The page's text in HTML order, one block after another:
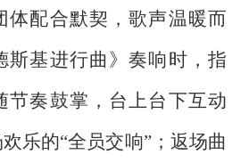
体配合默契，歌声温暖而
斯基进行曲》奏响时，指
节奏鼓掌，台上台下互动
乐的“全员交响”；返场曲